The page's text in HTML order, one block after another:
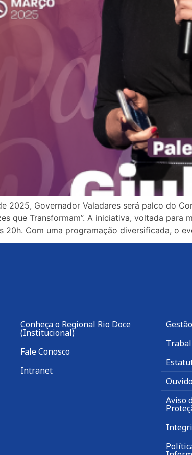
2025, Governador Valadares será palco do
que Transformam”. A iniciativa, voltada
20h. Com uma programação diversificada, o
Conheça o Regional Rio Doce
(Institucional)
Fale Conosco
Intranet
Aviso